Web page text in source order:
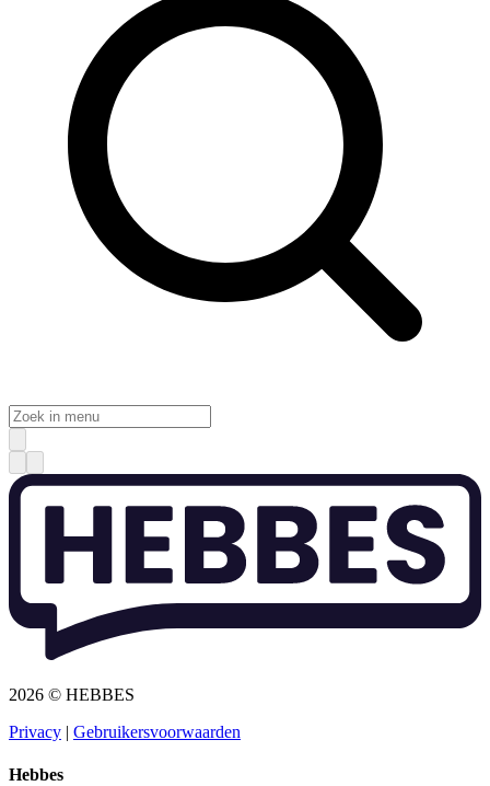
2026 © HEBBES
Privacy​​​​‌ ‍ ​‍​‍‌‍ ‌ ​‍‌‍‍‌‌‍‌ ‌‍‍‌‌‍ ‍​‍​‍​ ‍‍​‍​‍‌ ​ ‌‍​‌‌‍ ‍‌‍‍‌‌ ‌​‌ ‍‌​‍ ‍‌‍‍‌‌‍ ​‍​‍​‍ ​​‍​‍‌‍‍​‌ ​‍‌‍‌‌‌‍‌‍​‍​‍​ ‍‍​‍​‍‌‍‍​‌ ‌​‌ ‌​‌ ​​​ ‍‍​‍ ​‍ ‌‍ ​‌‍ ‌‍​ ‌‍​‌‌‍ ​‌‍‍​‌‍ ‌ ​ ‌ ‌​​ ‍‍​ ​ ​ ​ ​ ​ ​ ​ ​‍ ‌‍‍‌‌‍ ‍‌ ‌​‌‍‌‌‌‍ ‍‌ ‌​​‍ ‌‍‌‌‌‍‌​‌‍‍‌‌ ‌​​‍ ‌‍ ‌‌‍ ‌‍‌​‌‍‌‌​ ‌‌ ​​‌ ​‍‌‍‌‌‌ ​ ‌‍‌‌‌‍ ‍‌ ‌​‌‍​‌‌ ‌​‌‍‍‌‌‍ ‌‍ ‍​ ‍ ‌‍‍‌‌‍‌​​ ‌‌‍‌ ‌‍ ​‌‍ ‌‍​‍‌‍​‌‌‍ ​​ ‍ ‌ ‌​‌ ‍‌‌ ​​‌‍‌‌​ ‌‌‍‌ ‌‍ ​‌‍ ‌‍​‍‌‍​‌‌‍ ​​ ‍ ‌ ​​‌‍​‌‌ ‌​‌‍‍​​ ‌‌‍‌‍‌‍ ‌‍ ‌ ‌​‌‍‌‌‌ ​‍​‍ ‍‌‍ ​‌‍‌‌‌‍‌ ‌‍​‌‌‍ ​​‍‌‌​ ‌‌‌​​‍‌‌ ‌‍‍ ‌‍‌‌‌ ‍‌​‍‌‌​ ​ ‌​‌​​‍‌‌​ ​ ‌​‌​​‍‌‌​ ​‍​ ​‍​ ​‌​ ‍​‌‍‌‌​ ‌‍‌‍‌​‌‍‌‌‌‍‌‌​ ‌‍​ ​ ​ ‍‌​ ‌‌​ ‌​​‍‌‌​ ​‍​ ​‍​‍‌‌​ ‌‌‌​‌​​‍ ‍‌‍ ​‌‍​‌‌‍​‍‌‍‌‌‌‍ ​​ ‌‍​‍‌‍​‌‌ ​ ‌‍‌‌‌‌‌‌‌ ​‍‌‍ ​​ ‌‌‍‍​‌ ‌​‌ ‌​‌ ​​​‍‌‌​ ​ ‌​​‌​‍‌‌​ ​‍‌​‌‍​‍‌‌​ ​‍‌​‌‍‌‍ ​‌‍ ‌‍​ ‌‍​‌‌‍ ​‌‍‍​‌‍ ‌ ​ ‌ ‌​​‍‌‌​ ​ ‌​​‌​ ​ ​ ​ ​ ​ ​ ​ ​‍‌‍‌‍‍‌‌‍‌​​ ‌‌‍‌ ‌‍ ​‌‍ ‌‍​‍‌‍​‌‌‍ ​​‍‌‍‌ ‌​‌ ‍‌‌ ​​‌‍‌‌​ ‌‌‍‌ ‌‍ ​‌‍ ‌‍​‍‌‍​‌‌‍ ​​‍‌‍‌ ​​‌‍​‌‌ ‌​‌‍‍​​ ‌‌‍‌‍‌‍ ‌‍ ‌ ‌​‌‍‌‌‌ ​‍​‍ ‍‌‍ ​‌‍‌‌‌‍‌ ‌‍​‌‌‍ ​​‍‌‌​ ‌‌‌​​‍‌‌ ‌‍‍ ‌‍‌‌‌ ‍‌​‍‌‌​ ​ ‌​‌​​‍‌‌​ ​ ‌​‌​​‍‌‌​ ​‍​ ​‍​ ​‌​ ‍​‌‍‌‌​ ‌‍‌‍‌​‌‍‌‌‌‍‌‌​ ‌‍​ ​ ​ ‍‌​ ‌‌​ ‌​​‍‌‌​ ​‍​ ​‍​‍‌‌​ ‌‌‌​‌​​‍ ‍‌‍ ​‌‍​‌‌‍​‍‌‍‌‌‌‍ ​​‍‌‍‌ ​​‌‍‌‌‌ ​‍‌ ​ ‌ ​​‌‍‌‌‌‍​ ‌ ‌​‌‍‍‌‌ ‌‍‌‍‌‌​ ‌‌ ​​‌ ‌‌‌‍​‍‌‍ ​‌‍‍‌‌ ​ ‌‍‍​‌‍‌‌‌‍‌​​‍​‍‌ ‌ | Gebruikersvoorwaarden​​​​‌ ‍ ​‍​‍‌‍ ‌ ​‍‌‍‍‌‌‍‌ ‌‍‍‌‌‍ ‍​‍​‍​ ‍‍​‍​‍‌ ​ ‌‍​‌‌‍ ‍‌‍‍‌‌ ‌​‌ ‍‌​‍ ‍‌‍‍‌‌‍ ​‍​‍​‍ ​​‍​‍‌‍‍​‌ ​‍‌‍‌‌‌‍‌‍​‍​‍​ ‍‍​‍​‍‌‍‍​‌ ‌​‌ ‌​‌ ​​​ ‍‍​‍ ​‍ ‌‍ ​‌‍ ‌‍​ ‌‍​‌‌‍ ​‌‍‍​‌‍ ‌ ​ ‌ ‌​​ ‍‍​ ​ ​ ​ ​ ​ ​ ​ ​‍ ‌‍‍‌‌‍ ‍‌ ‌​‌‍‌‌‌‍ ‍‌ ‌​​‍ ‌‍‌‌‌‍‌​‌‍‍‌‌ ‌​​‍ ‌‍ ‌‌‍ ‌‍‌​‌‍‌‌​ ‌‌ ​​‌ ​‍‌‍‌‌‌ ​ ‌‍‌‌‌‍ ‍‌ ‌​‌‍​‌‌ ‌​‌‍‍‌‌‍ ‌‍ ‍​ ‍ ‌‍‍‌‌‍‌​​ ‌‌‍‌ ‌‍ ​‌‍ ‌‍​‍‌‍​‌‌‍ ​​ ‍ ‌ ‌​‌ ‍‌‌ ​​‌‍‌‌​ ‌‌‍‌ ‌‍ ​‌‍ ‌‍​‍‌‍​‌‌‍ ​​ ‍ ‌ ​​‌‍​‌‌ ‌​‌‍‍​​ ‌‌‍‌‍‌‍ ‌‍ ‌ ‌​‌‍‌‌‌ ​‍​‍ ‍‌‍ ​‌‍‌‌‌‍‌ ‌‍​‌‌‍ ​​‍‌‌​ ‌‌‌​​‍‌‌ ‌‍‍ ‌‍‌‌‌ ‍‌​‍‌‌​ ​ ‌​‌​​‍‌‌​ ​ ‌​‌​​‍‌‌​ ​‍​ ​‍​ ​​‌‍​ ‌‍‌‍​ ‌‍​ ‌​‌‍‌​​ ​ ‌‍‌‌​ ​ ​ ​‌​ ‍‌​ ​‍​‍‌‌​ ​‍​ ​‍​‍‌‌​ ‌‌‌​‌​​‍ ‍‌‍ ​‌‍​‌‌‍​‍‌‍‌‌‌‍ ​​ ‌‍​‍‌‍​‌‌ ​ ‌‍‌‌‌‌‌‌‌ ​‍‌‍ ​​ ‌‌‍‍​‌ ‌​‌ ‌​‌ ​​​‍‌‌​ ​ ‌​​‌​‍‌‌​ ​‍‌​‌‍​‍‌‌​ ​‍‌​‌‍‌‍ ​‌‍ ‌‍​ ‌‍​‌‌‍ ​‌‍‍​‌‍ ‌ ​ ‌ ‌​​‍‌‌​ ​ ‌​​‌​ ​ ​ ​ ​ ​ ​ ​ ​‍‌‍‌‍‍‌‌‍‌​​ ‌‌‍‌ ‌‍ ​‌‍ ‌‍​‍‌‍​‌‌‍ ​​‍‌‍‌ ‌​‌ ‍‌‌ ​​‌‍‌‌​ ‌‌‍‌ ‌‍ ​‌‍ ‌‍​‍‌‍​‌‌‍ ​​‍‌‍‌ ​​‌‍​‌‌ ‌​‌‍‍​​ ‌‌‍‌‍‌‍ ‌‍ ‌ ‌​‌‍‌‌‌ ​‍​‍ ‍‌‍ ​‌‍‌‌‌‍‌ ‌‍​‌‌‍ ​​‍‌‌​ ‌‌‌​​‍‌‌ ‌‍‍ ‌‍‌‌‌ ‍‌​‍‌‌​ ​ ‌​‌​​‍‌‌​ ​ ‌​‌​​‍‌‌​ ​‍​ ​‍​ ​​‌‍​ ‌‍‌‍​ ‌‍​ ‌​‌‍‌​​ ​ ‌‍‌‌​ ​ ​ ​‌​ ‍‌​ ​‍​‍‌‌​ ​‍​ ​‍​‍‌‌​ ‌‌‌​‌​​‍ ‍‌‍ ​‌‍​‌‌‍​‍‌‍‌‌‌‍ ​​‍‌‍‌ ​​‌‍‌‌‌ ​‍‌ ​ ‌ ​​‌‍‌‌‌‍​ ‌ ‌​‌‍‍‌‌ ‌‍‌‍‌‌​ ‌‌ ​​‌ ‌‌‌‍​‍‌‍ ​‌‍‍‌‌ ​ ‌‍‍​‌‍‌‌‌‍‌​​‍​‍‌ ‌
Hebbes